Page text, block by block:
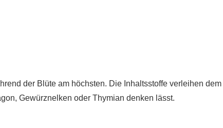
der Blüte am höchsten. Die Inhaltsstoffe verleihen dem
Gewürznelken oder Thymian denken lässt.